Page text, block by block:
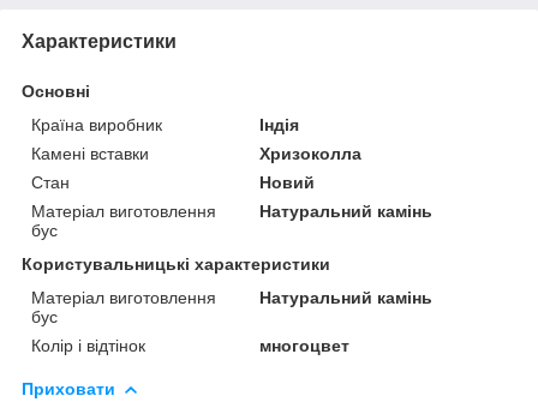
Характеристики
Основні
Країна виробник
Індія
Камені вставки
Хризоколла
Стан
Новий
Матеріал виготовлення
бус
Натуральний камінь
Користувальницькі характеристики
Матеріал виготовлення
бус
Натуральний камінь
Колір і відтінок многоцвет
Приховати